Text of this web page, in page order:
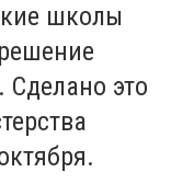
школы
это